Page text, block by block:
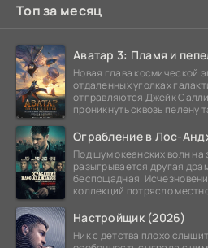
Топ за месяц
Аватар 3: Пламя и
Новая глава космической
отдаленных уголках
отправляются Джейк
проникнуть сквозь пелену
Ограбление в Лос-
Под шум океанских волн на
разыгрывается другая
беспощадная.
коллекций потрясло
Настройщик (2026)
Ник с детства плохо